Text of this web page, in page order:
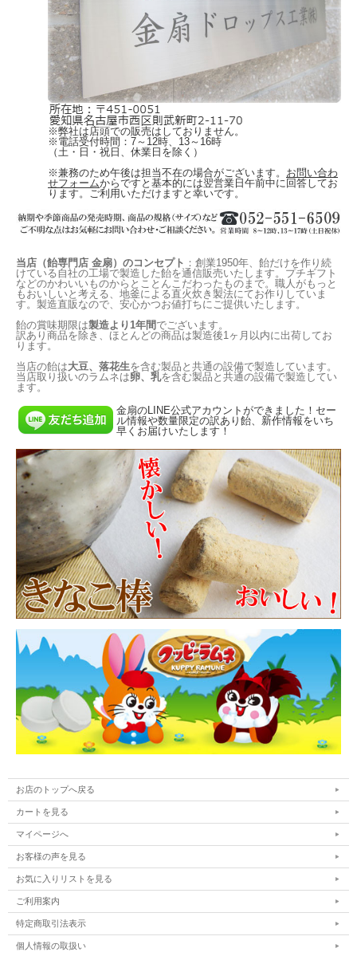
※弊社は店頭での販売はしておりません。
※電話受付時間：7～12時、13～16時
（土・日・祝日、休業日を除く）
※兼務のため午後は担当不在の場合がございます。 お問い合わ
せフォームからですと基本的には翌営業日午前中に回答してお
ります。ご利用いただけますと幸いです。
当店（飴専門店 金扇）のコンセプト ：創業1950年、飴だけを作り続
けている自社の工場で製造した飴を通信販売いたします。プチギフト
などのかわいいものからとことんこだわったものまで。職人がもっと
もおいしいと考える、地釜による直火炊き製法にてお作りしていま
す。製造直販なので、安心かつお値打ちにご提供いたします。
飴の賞味期限は製造より1年間 でございます。
訳あり商品を除き、ほとんどの商品は製造後1ヶ月以内に出荷してお
ります。
当店の飴は大豆、落花生を含む製品と共通の設備で製造しています。
当店取り扱いのラムネは卵、乳を含む製品と共通の設備で製造してい
ます。
金扇のLINE公式アカウントができました！セー
ル情報や数量限定の訳あり飴、新作情報をいち
早くお届けいたします！
お店のトップへ戻る
カートを見る
マイページへ
お客様の声を見る
お気に入りリストを見る
ご利用案内
特定商取引法表示
個人情報の取扱い